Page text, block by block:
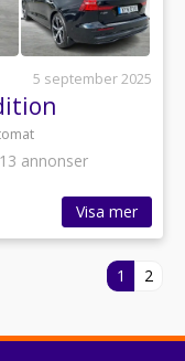
5 september 2025
13 annonser
Visa mer
1 2